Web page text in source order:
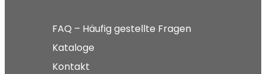
FAQ – Häufig gestellte Fragen
Kataloge
Kontakt